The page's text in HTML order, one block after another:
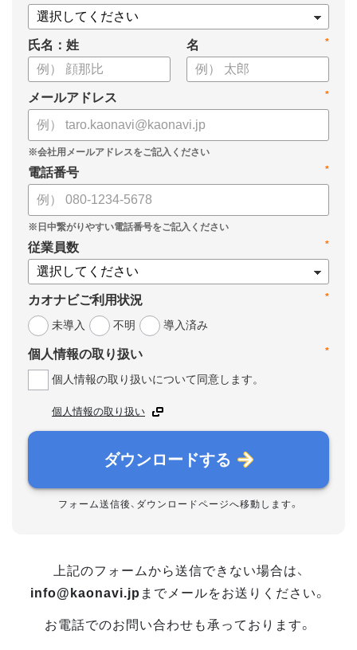
氏名：姓 *
名
*
メールアドレス
*
電話番号
*
従業員数
*
カオナビご利用状況
未導入
不明 導入済み
*
個人情報の取り扱い
個人情報の取り扱いについて同意します。
個人情報の取り扱い
ダウンロードする
フォーム送信後、ダウンロードページへ移動します。
上記のフォームから送信できない場合は、
info@kaonavi.jp までメールをお送りください。
お電話でのお問い合わせも承っております。